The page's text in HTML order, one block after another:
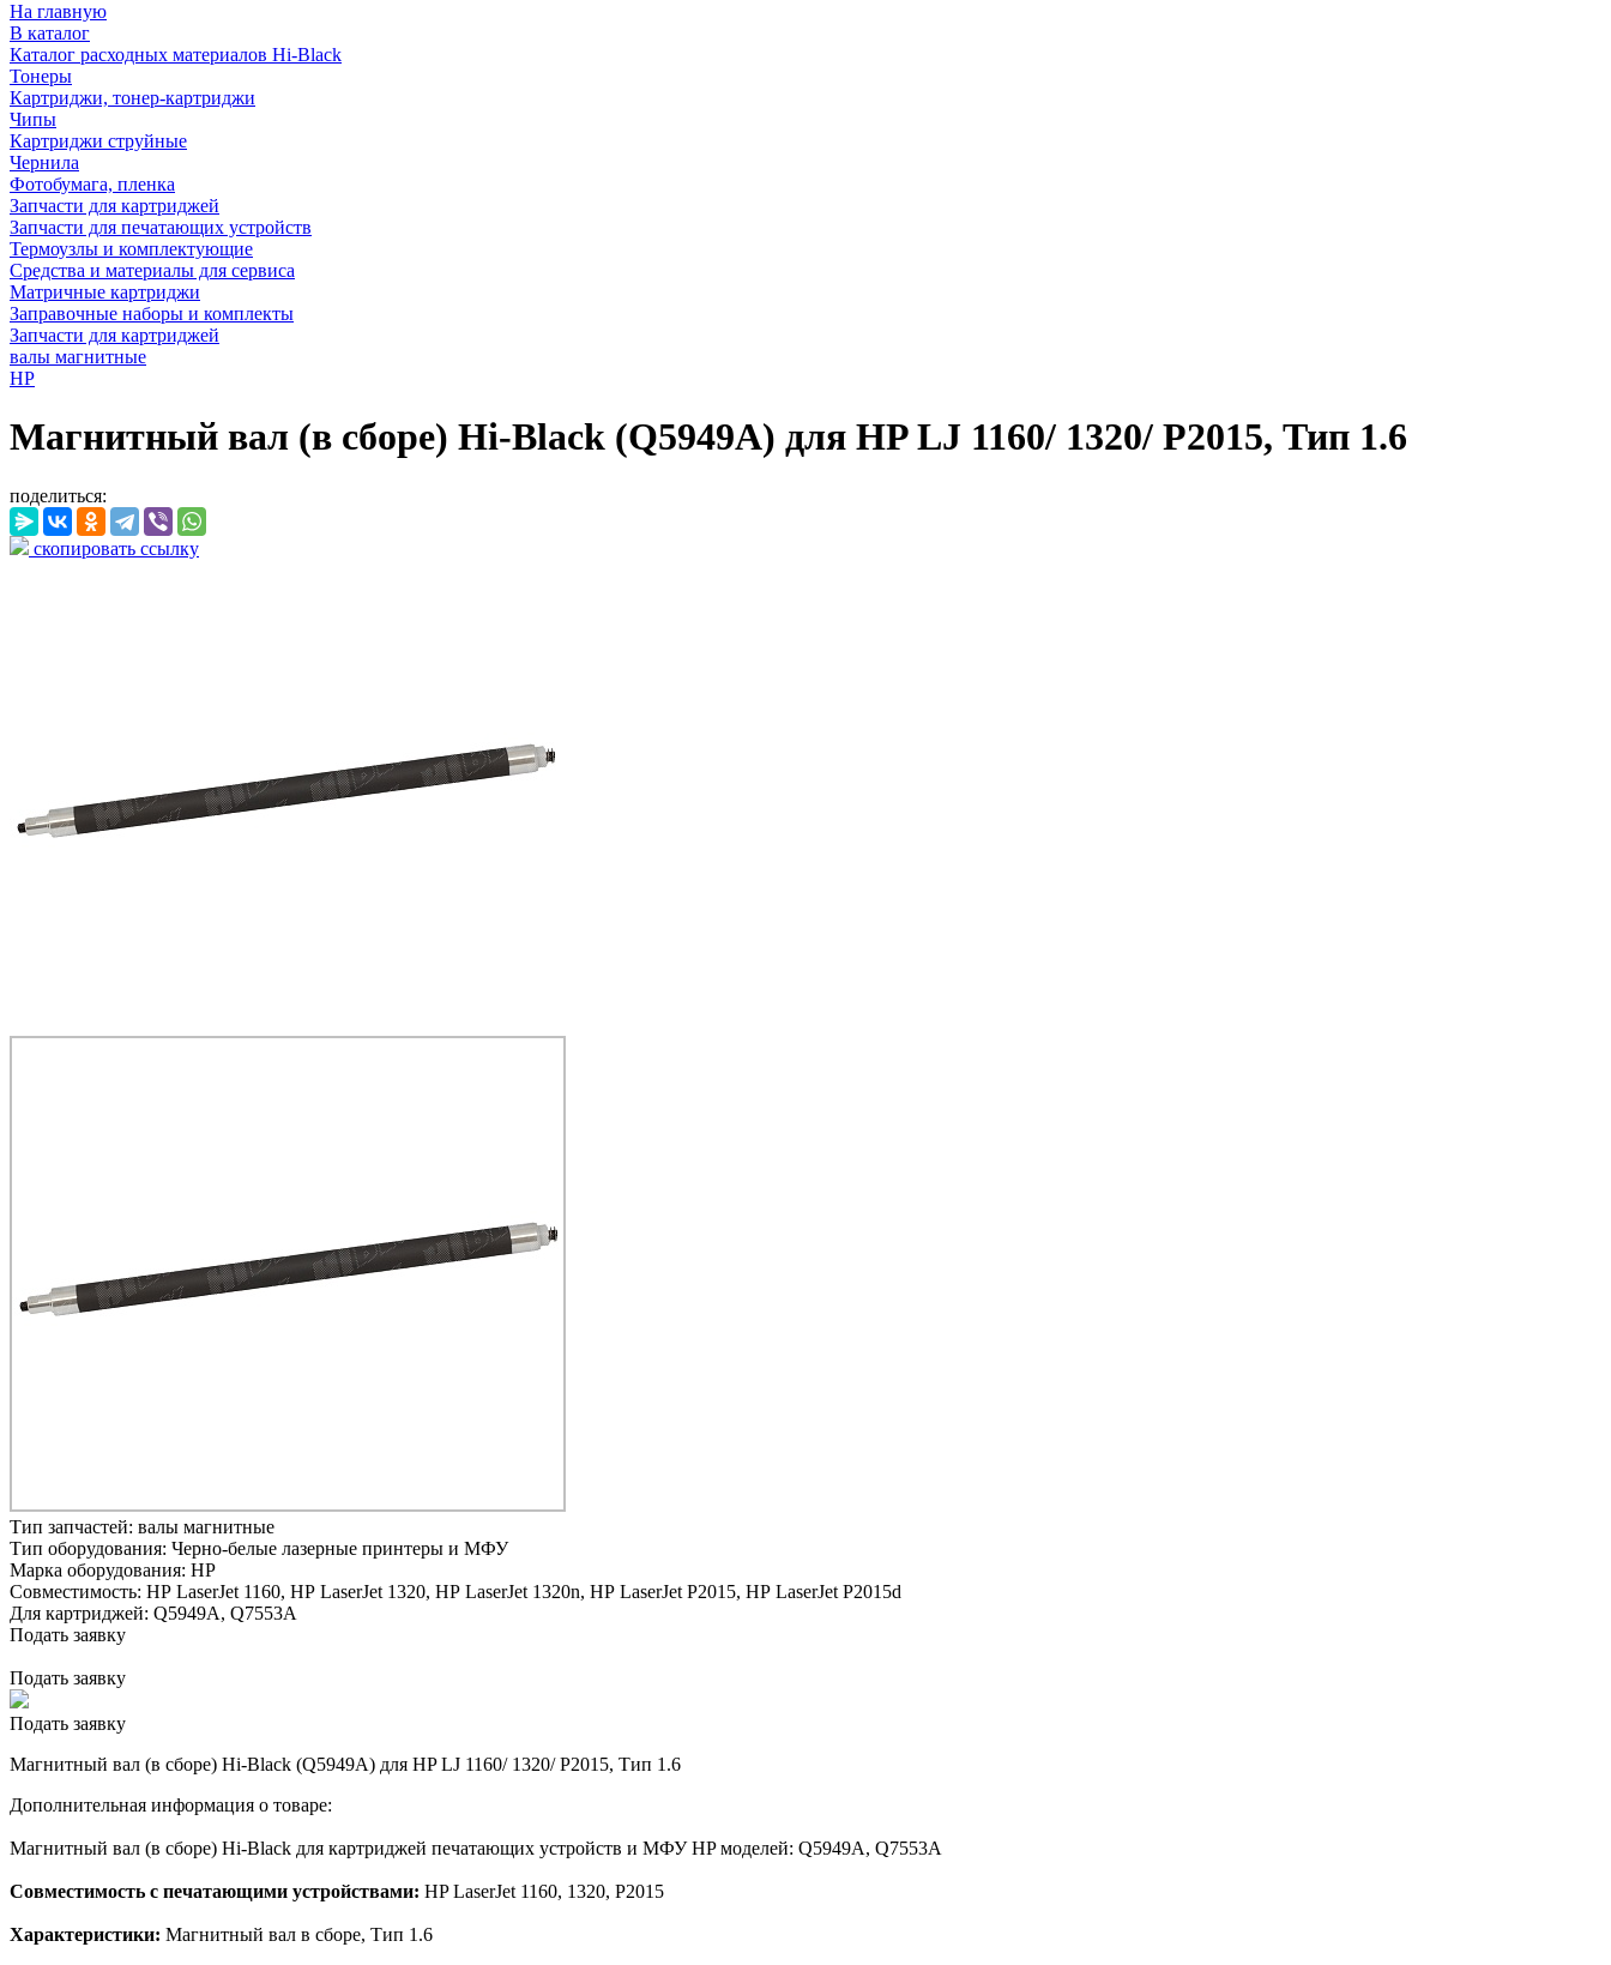
На главную
В каталог
Каталог расходных материалов Hi-Black
Тонеры
Картриджи, тонер-картриджи
Чипы
Картриджи струйные
Чернила
Фотобумага, пленка
Запчасти для картриджей
Запчасти для печатающих устройств
Термоузлы и комплектующие
Средства и материалы для сервиса
Матричные картриджи
Заправочные наборы и комплекты
Запчасти для картриджей
валы магнитные
HP
Магнитный вал (в сборе) Hi-Black (Q5949A) для HP LJ 1160/ 1320/ P2015, Тип 1.6
поделиться:
скопировать ссылку
Тип запчастей: валы магнитные
Тип оборудования: Черно-белые лазерные принтеры и МФУ
Марка оборудования: HP
Совместимость: HP LaserJet 1160, HP LaserJet 1320, HP LaserJet 1320n, HP LaserJet P2015, HP LaserJet P2015d
Для картриджей: Q5949A, Q7553A
Подать заявку
Подать заявку
Подать заявку
Магнитный вал (в сборе) Hi-Black (Q5949A) для HP LJ 1160/ 1320/ P2015, Тип 1.6
Дополнительная информация о товаре:
Магнитный вал (в сборе) Hi-Black для картриджей печатающих устройств и МФУ HP моделей: Q5949A, Q7553A
Совместимость с печатающими устройствами: HP LaserJet 1160, 1320, P2015
Характеристики: Магнитный вал в сборе, Тип 1.6